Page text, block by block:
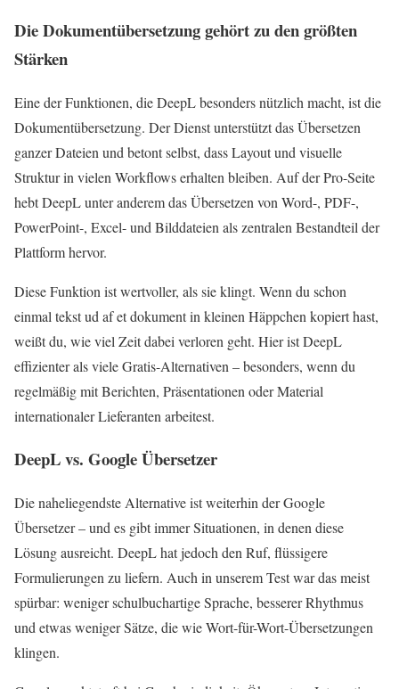
Die Dokumentübersetzung gehört zu den größten
Stärken
Eine der Funktionen, die DeepL besonders nützlich macht, ist die
Dokumentübersetzung. Der Dienst unterstützt das Übersetzen
ganzer Dateien und betont selbst, dass Layout und visuelle
Struktur in vielen Workflows erhalten bleiben. Auf der Pro-Seite
hebt DeepL unter anderem das Übersetzen von Word-, PDF-,
PowerPoint-, Excel- und Bilddateien als zentralen Bestandteil der
Plattform hervor.
Diese Funktion ist wertvoller, als sie klingt. Wenn du schon
einmal tekst ud af et dokument in kleinen Häppchen kopiert hast,
weißt du, wie viel Zeit dabei verloren geht. Hier ist DeepL
effizienter als viele Gratis-Alternativen – besonders, wenn du
regelmäßig mit Berichten, Präsentationen oder Material
internationaler Lieferanten arbeitest.
DeepL vs. Google Übersetzer
Die naheliegendste Alternative ist weiterhin der Google
Übersetzer – und es gibt immer Situationen, in denen diese
Lösung ausreicht. DeepL hat jedoch den Ruf, flüssigere
Formulierungen zu liefern. Auch in unserem Test war das meist
spürbar: weniger schulbuchartige Sprache, besserer Rhythmus
und etwas weniger Sätze, die wie Wort-für-Wort-Übersetzungen
klingen.